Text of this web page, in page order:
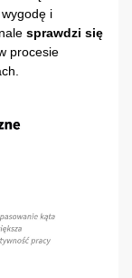
wygodę i
sprawdzi się
procesie